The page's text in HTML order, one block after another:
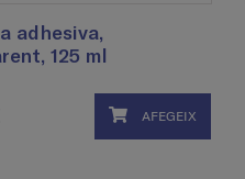
adhesiva,
125 ml
AFEGEIX